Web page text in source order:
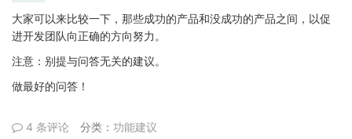
大家可以来比较一下，那些成功的产品和没成功的产品之间，以促
进开发团队向正确的方向努力。
注意：别提与问答无关的建议。
做最好的问答！
4 条评论 分类： 功能建议